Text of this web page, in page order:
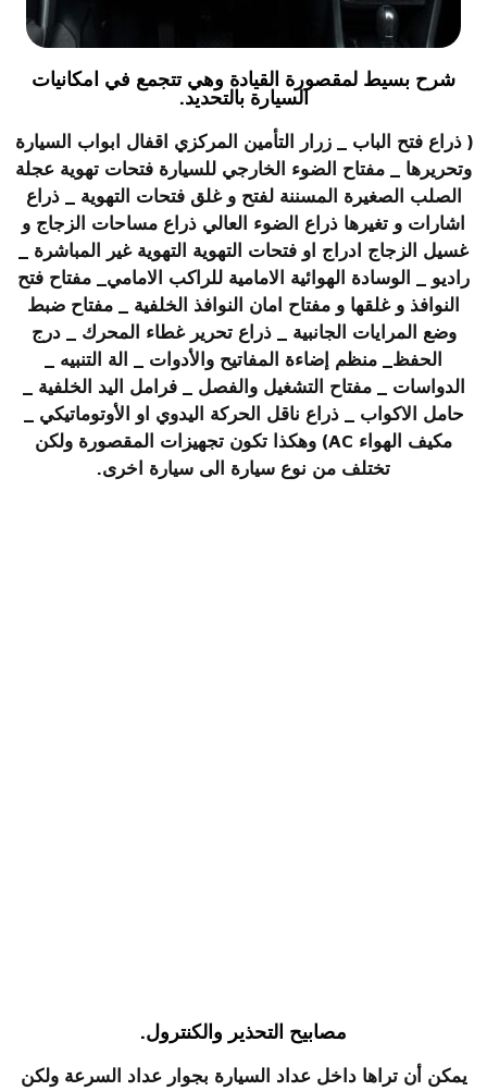
شرح بسيط لمقصورة القيادة وهي تتجمع في امكانيات
السيارة بالتحديد.
( ذراع فتح الباب _ زرار التأمين المركزي اقفال ابواب السيارة
وتحريرها _ مفتاح الضوء الخارجي للسيارة فتحات تهوية عجلة
الصلب الصغيرة المسننة لفتح و غلق فتحات التهوية _ ذراع
اشارات و تغيرها ذراع الضوء العالي ذراع مساحات الزجاج و
غسيل الزجاج ادراج او فتحات التهوية التهوية غير المباشرة _
راديو _ الوسادة الهوائية الامامية للراكب الامامي_ مفتاح فتح
النوافذ و غلقها و مفتاح امان النوافذ الخلفية _ مفتاح ضبط
وضع المرايات الجانبية _ ذراع تحرير غطاء المحرك _ درج
الحفظ_ منظم إضاءة المفاتيح والأدوات _ الة التنبيه _
الدواسات _ مفتاح التشغيل والفصل _ فرامل اليد الخلفية _
حامل الاكواب _ ذراع ناقل الحركة اليدوي او الأوتوماتيكي _
مكيف الهواء AC) وهكذا تكون تجهيزات المقصورة ولكن
تختلف من نوع سيارة الى سيارة اخرى.
مصابيح التحذير والكنترول.
يمكن أن تراها داخل عداد السيارة بجوار عداد السرعة ولكن